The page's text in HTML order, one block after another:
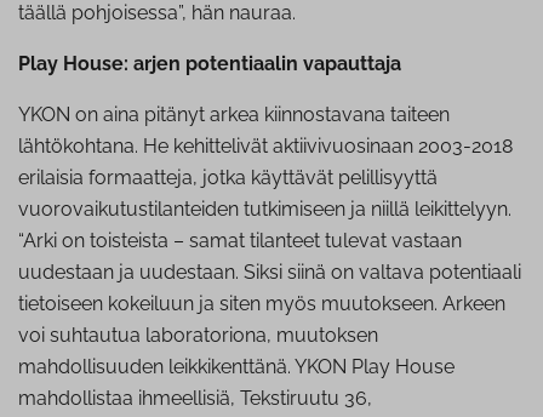
täällä pohjoisessa”, hän nauraa.
Play House: arjen potentiaalin vapauttaja
YKON on aina pitänyt arkea kiinnostavana taiteen
lähtökohtana. He kehittelivät aktiivivuosinaan 2003-2018
erilaisia formaatteja, jotka käyttävät pelillisyyttä
vuorovaikutustilanteiden tutkimiseen ja niillä leikittelyyn.
“Arki on toisteista – samat tilanteet tulevat vastaan
uudestaan ja uudestaan. Siksi siinä on valtava potentiaali
tietoiseen kokeiluun ja siten myös muutokseen. Arkeen
voi suhtautua laboratoriona, muutoksen
mahdollisuuden leikkikenttänä. YKON Play House
mahdollistaa ihmeellisiä, Tekstiruutu 36,